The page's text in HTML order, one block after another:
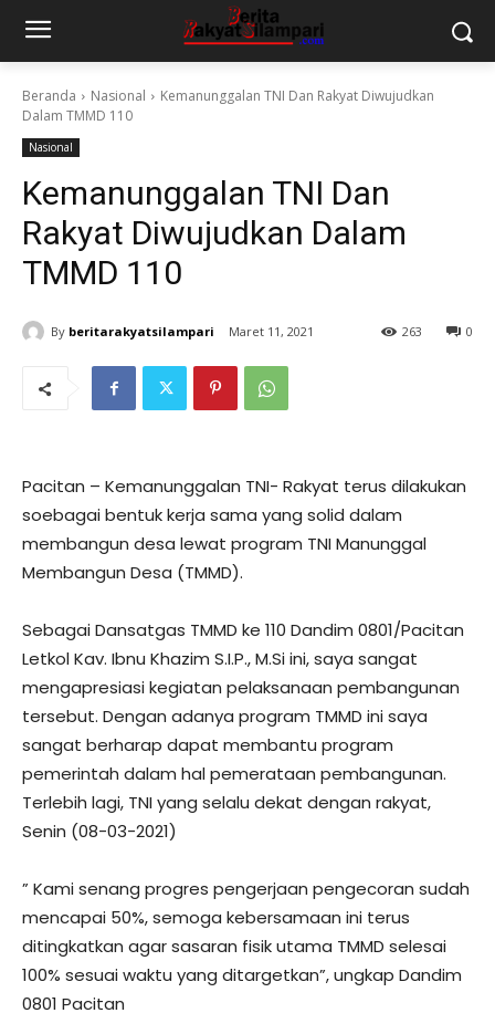
Beranda Nasional
Kemanunggalan TNI Dan Rakyat Diwujudkan
Dalam TMMD 110
Nasional
Kemanunggalan TNI Dan
Rakyat Diwujudkan Dalam
TMMD 110
By beritarakyatsilampari Maret 11, 2021 0
263
Pacitan – Kemanunggalan TNI- Rakyat terus dilakukan
soebagai bentuk kerja sama yang solid dalam
membangun desa lewat program TNI Manunggal
Membangun Desa (TMMD).
Sebagai Dansatgas TMMD ke 110 Dandim 0801/Pacitan
Letkol Kav. Ibnu Khazim S.I.P., M.Si ini, saya sangat
mengapresiasi kegiatan pelaksanaan pembangunan
tersebut. Dengan adanya program TMMD ini saya
sangat berharap dapat membantu program
pemerintah dalam hal pemerataan pembangunan.
Terlebih lagi, TNI yang selalu dekat dengan rakyat,
Senin (08-03-2021)
” Kami senang progres pengerjaan pengecoran sudah
mencapai 50%, semoga kebersamaan ini terus
ditingkatkan agar sasaran fisik utama TMMD selesai
100% sesuai waktu yang ditargetkan”, ungkap Dandim
0801 Pacitan